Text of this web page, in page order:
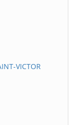
VICTOR